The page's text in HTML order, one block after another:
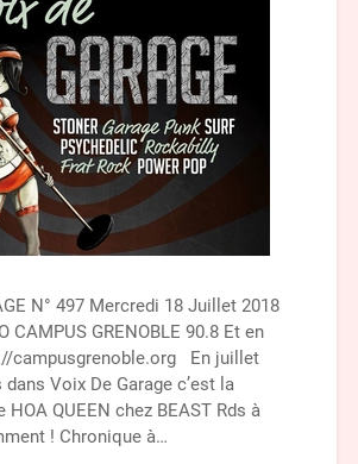
N° 497 Mercredi 18 Juillet 2018
CAMPUS GRENOBLE 90.8 Et en
campusgrenoble.org En juillet
dans Voix De Garage c’est la
QUEEN chez BEAST Rds à
! Chronique à…